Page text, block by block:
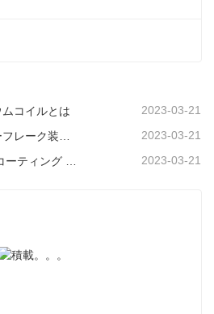
コイルとは 2023-03-21
2023-03-21
山東亜鉛めっきカラー コーティング シート メーカーは、そのソフトウェアについて説明します。 2023-03-21